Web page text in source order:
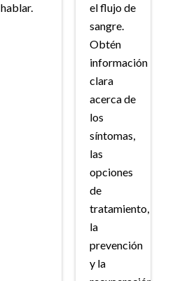
hablar.
el flujo de
sangre.
Obtén
información
clara
acerca de
los
síntomas,
las
opciones
de
tratamiento,
la
prevención
y la